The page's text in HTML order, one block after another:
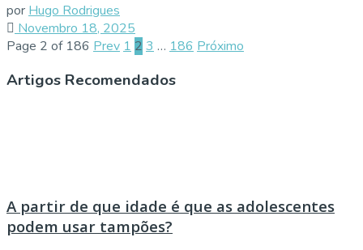
por Hugo Rodrigues
Novembro 18, 2025
Page 2 of 186 Prev 1 2 3 … 186 Próximo
Artigos Recomendados
A partir de que idade é que as adolescentes
podem usar tampões?